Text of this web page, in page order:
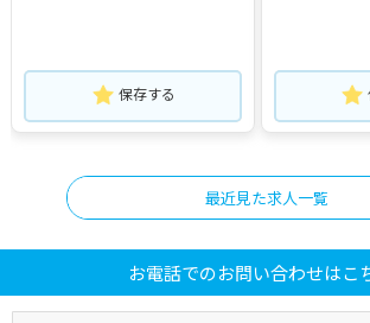
保存する
最近見た求人一覧
お電話でのお問い合わせはこ